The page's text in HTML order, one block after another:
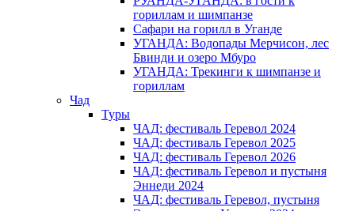
гориллам и шимпанзе
Сафари на горилл в Уганде
УГАНДА: Водопады Мерчисон, лес
Бвинди и озеро Мбуро
УГАНДА: Трекинги к шимпанзе и
гориллам
Чад
Туры
ЧАД: фестиваль Геревол 2024
ЧАД: фестиваль Геревол 2025
ЧАД: фестиваль Геревол 2026
ЧАД: фестиваль Геревол и пустыня
Эннеди 2024
ЧАД: фестиваль Геревол, пустыня